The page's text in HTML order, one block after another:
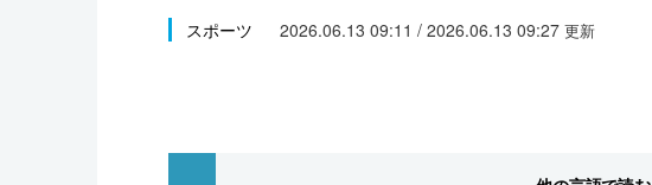
文化 スポーツ 2026.06.13 09:11 / 2026.06.13 09:27 更新